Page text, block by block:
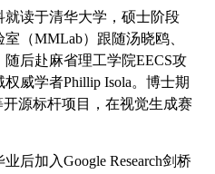
读于清华大学，硕士阶段
（MMLab）跟随汤晓鸥、
后赴麻省理工学院EECS攻
威学者Phillip Isola。博士期
开源标杆项目，在视觉生成赛
后加入Google Research剑桥